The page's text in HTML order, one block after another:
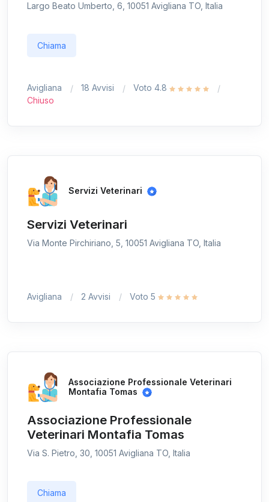
Largo Beato Umberto, 6, 10051 Avigliana TO, Italia
Chiama
Avigliana 18 Avvisi
Voto 4.8
Chiuso
Servizi Veterinari
Servizi Veterinari
Via Monte Pirchiriano, 5, 10051 Avigliana TO, Italia
Avigliana 2 Avvisi Voto 5
Associazione Professionale Veterinari
Montafia Tomas
Associazione Professionale
Veterinari Montafia Tomas
Via S. Pietro, 30, 10051 Avigliana TO, Italia
Chiama